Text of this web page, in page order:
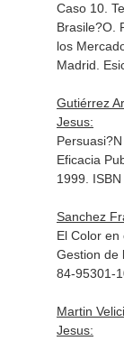
Caso 10.
Brasile?O.
los
Madrid.
Gutiérrez
Jesus:
Eficacia
1999.
Sanchez
El Color en
Gestion de
84-95301-
Martin
Jesus: